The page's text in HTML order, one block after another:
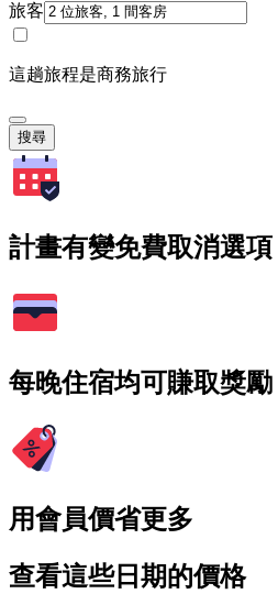
旅客
這趟旅程是商務旅行
搜尋
計畫有變免費取消選項
每晚住宿均可賺取獎勵
用會員價省更多
查看這些日期的價格